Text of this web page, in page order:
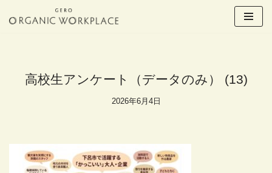
高校生アンケート（データのみ） (13)
2026年6月4日